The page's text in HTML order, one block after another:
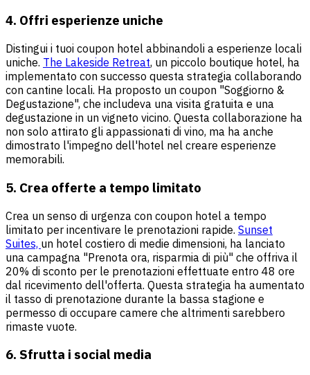
4. Offri esperienze uniche
Distingui i tuoi coupon hotel abbinandoli a esperienze locali
uniche. The Lakeside Retreat, un piccolo boutique hotel, ha
implementato con successo questa strategia collaborando
con cantine locali. Ha proposto un coupon "Soggiorno &
Degustazione", che includeva una visita gratuita e una
degustazione in un vigneto vicino. Questa collaborazione ha
non solo attirato gli appassionati di vino, ma ha anche
dimostrato l'impegno dell'hotel nel creare esperienze
memorabili.
5. Crea offerte a tempo limitato
Crea un senso di urgenza con coupon hotel a tempo
limitato per incentivare le prenotazioni rapide. Sunset
Suites, un hotel costiero di medie dimensioni, ha lanciato
una campagna "Prenota ora, risparmia di più" che offriva il
20% di sconto per le prenotazioni effettuate entro 48 ore
dal ricevimento dell'offerta. Questa strategia ha aumentato
il tasso di prenotazione durante la bassa stagione e
permesso di occupare camere che altrimenti sarebbero
rimaste vuote.
6. Sfrutta i social media